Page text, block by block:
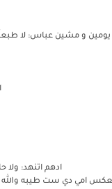
و مشين عباس: لا طبعاً
ادهم اتنهد:
امي دي ست طيبه والله